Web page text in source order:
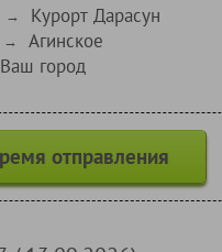
→ Курорт Дарасун
→ Агинское
Ваш город
отправления